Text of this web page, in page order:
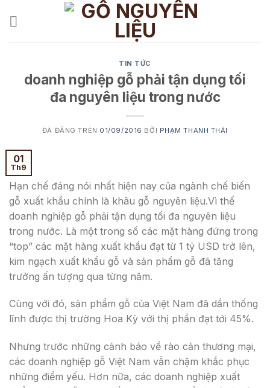
TIN TỨC
doanh nghiệp gỗ phải tận dụng tối
đa nguyên liệu trong nước
ĐÃ ĐĂNG TRÊN 01/09/2016 BỞI PHẠM THANH THÁI
01
Th9
Hạn chế đáng nói nhất hiện nay của ngành chế biến
gỗ xuất khẩu chính là khâu gỗ nguyên liệu.Vì thế
doanh nghiệp gỗ phải tận dụng tối đa nguyên liệu
trong nước. Là một trong số các mặt hàng đứng trong
“top” các mặt hàng xuất khẩu đạt từ 1 tỷ USD trở lên,
kim ngạch xuất khẩu gỗ và sản phẩm gỗ đã tăng
trưởng ấn tượng qua từng năm.
Cùng với đó, sản phẩm gỗ của Việt Nam đã dần thống
lĩnh được thị trường Hoa Kỳ với thị phần đạt tới 45%.
Nhưng trước những cảnh báo về rào cản thương mại,
các doanh nghiệp gỗ Việt Nam vẫn chậm khắc phục
những điểm yếu. Hơn nữa, các doanh nghiệp xuất